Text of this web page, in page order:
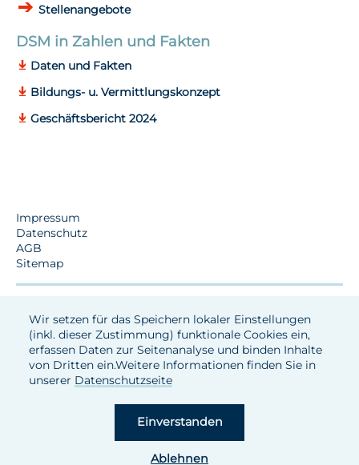
Wir setzen für das Speichern lokaler Einstellungen
(inkl. dieser Zustimmung) funktionale Cookies ein,
erfassen Daten zur Seitenanalyse und binden Inhalte
von Dritten ein.Weitere Informationen finden Sie in
unserer Datenschutzseite
Einverstanden
Ablehnen
Stellenangebote
DSM in Zahlen und Fakten
Daten und Fakten
Bildungs- u. Vermittlungskonzept
Geschäftsbericht 2024
Impressum
Datenschutz
AGB
Sitemap